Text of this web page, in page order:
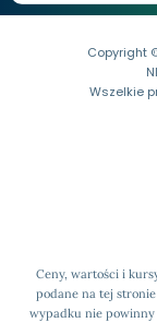
Ceny, wartości i
podane na tej
wypadku nie powinny
Copyright
Wszelkie